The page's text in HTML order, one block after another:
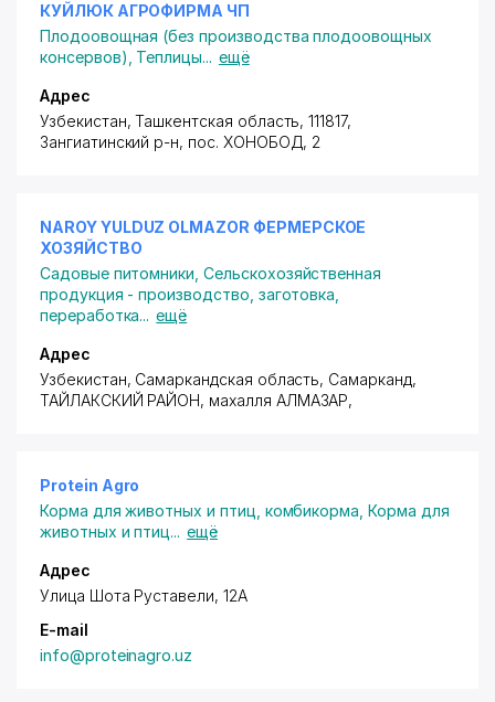
КУЙЛЮК АГРОФИРМА ЧП
Плодоовощная (без производства плодоовощных
консервов) Теплицы... ещё
Адрес
Узбекистан, Ташкентская область, 111817,
Зангиатинский р-н, пос. ХОНОБОД, 2
NAROY YULDUZ OLMAZOR ФЕРМЕРСКОЕ
ХОЗЯЙСТВО
Садовые питомники ,Сельскохозяйственная
продукция - производство, заготовка,
переработка... ещё
Адрес
Узбекистан, Самаркандская область, Самарканд,
ТАЙЛАКСКИЙ РАЙОН, махалля АЛМАЗАР,
Protein Agro
Корма для животных и птиц, комбикорма ,Корма для
животных и птиц... ещё
Адрес
Улица Шота Руставели, 12А
E-mail
info@proteinagro.uz